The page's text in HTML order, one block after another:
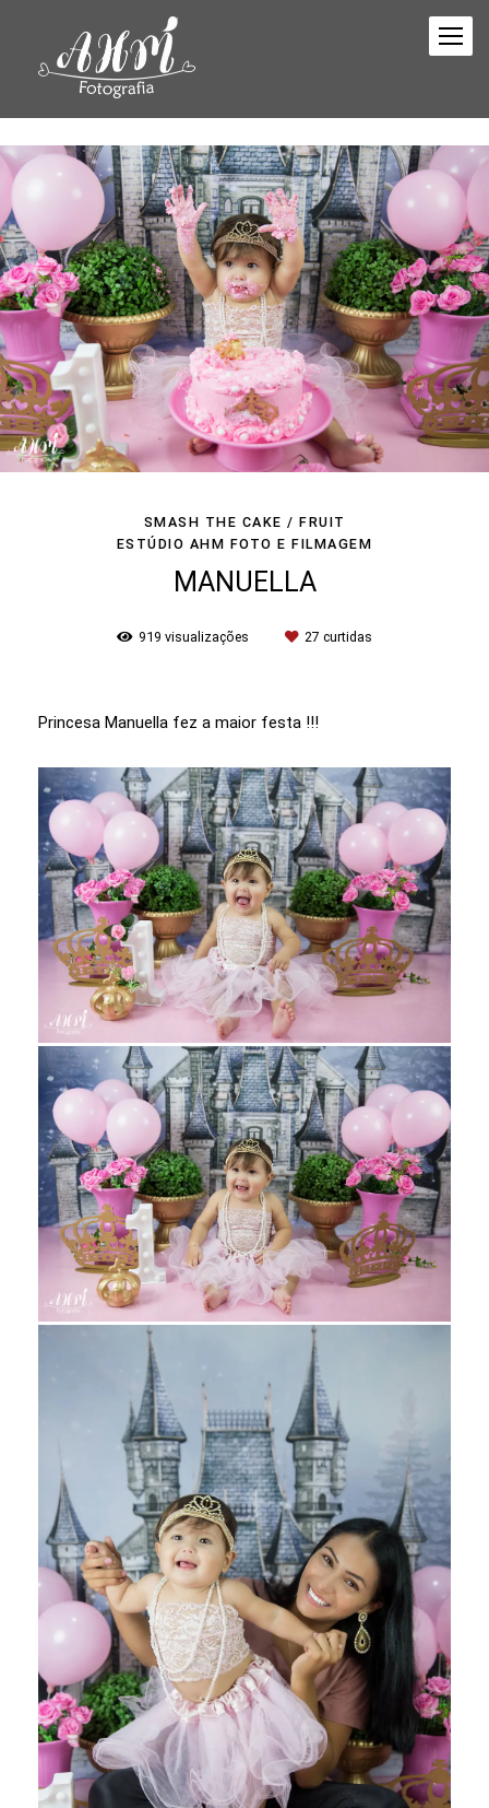
SMASH THE CAKE / FRUIT
ESTÚDIO AHM FOTO E FILMAGEM
MANUELLA
919 visualizações 27 curtidas
Princesa Manuella fez a maior festa !!!